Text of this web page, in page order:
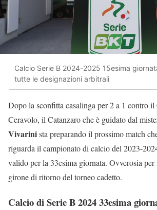
Calcio Serie B 2024-2025 15esima
tutte le designazioni arbitrali
Dopo la sconfitta casalinga per 2 a 1 contro
Ceravolo, il Catanzaro che è guidato dal
Vivarinista preparando il prossimo match
riguarda il campionato di calcio del 2023-
valido per la 33esima giornata. Ovverosia
girone di ritorno del torneo cadetto.
Calcio di Serie B 2024 33esima